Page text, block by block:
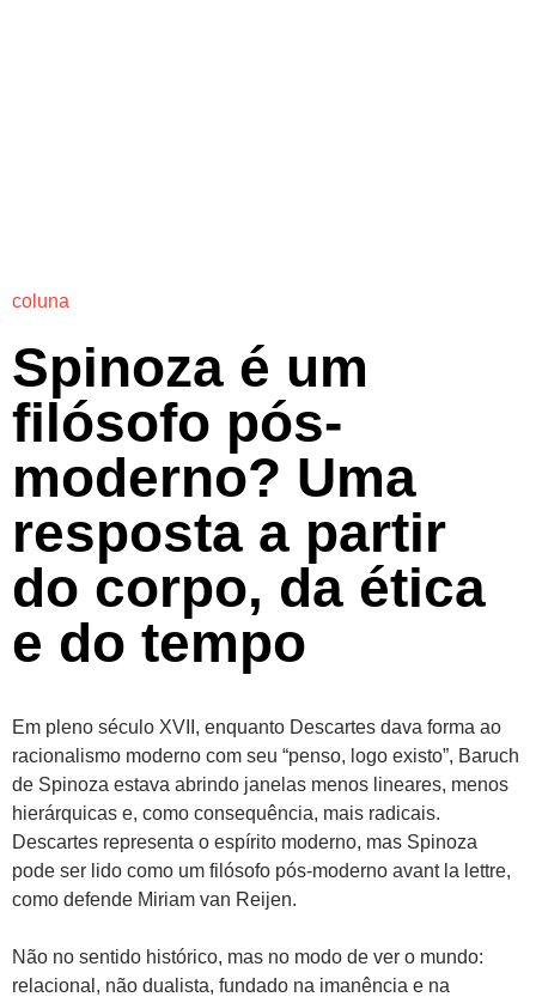
coluna
Spinoza é um
filósofo pós-
moderno? Uma
resposta a partir
do corpo, da ética
e do tempo
Em pleno século XVII, enquanto Descartes dava forma ao
racionalismo moderno com seu “penso, logo existo”, Baruch
de Spinoza estava abrindo janelas menos lineares, menos
hierárquicas e, como consequência, mais radicais.
Descartes representa o espírito moderno, mas Spinoza
pode ser lido como um filósofo pós-moderno avant la lettre,
como defende Miriam van Reijen.
Não no sentido histórico, mas no modo de ver o mundo:
relacional, não dualista, fundado na imanência e na